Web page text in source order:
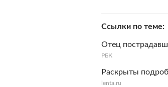
Ссылки по теме
Отец
РБК
Раскрыты
lenta.ru